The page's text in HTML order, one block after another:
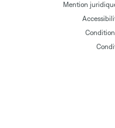
Mention